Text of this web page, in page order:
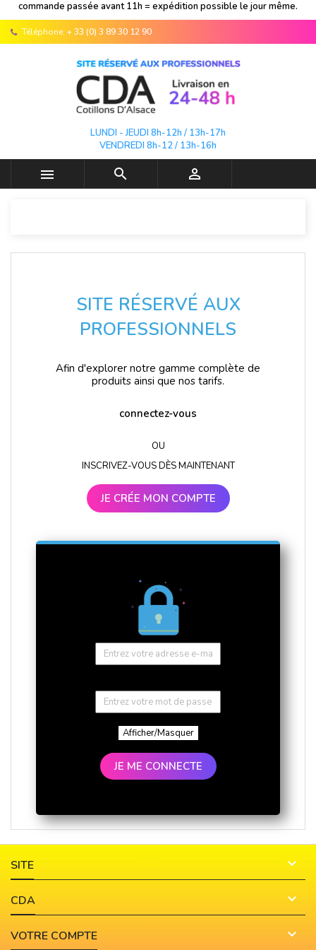
commande passée avant 11h = expédition possible le jour même.
Téléphone: + 33 (0) 3 89 30 12 90
LUNDI - JEUDI 8h-12h / 13h-17h
VENDREDI 8h-12 / 13h-16h
  
SITE RÉSERVÉ AUX
PROFESSIONNELS
Afin d'explorer notre gamme complète de
produits ainsi que nos tarifs.
connectez-vous
OU
INSCRIVEZ-VOUS DÈS MAINTENANT
JE CRÉE MON COMPTE
Afficher/Masquer
JE ME CONNECTE
SITE 
CDA 
VOTRE COMPTE 